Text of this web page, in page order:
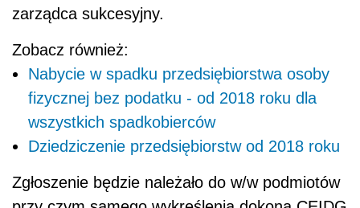
z urzędu czynnością materialno-techniczną.
Zmianie ulegną także reguły dotyczące
wykreślenia z CEIDG zmarłego przedsiębiorcy.
Powiązanie wpisu zarządcy sukcesyjnego z
wpisem przedsiębiorcy, którego
przedsiębiorstwo zarządca sukcesyjny ma
przedsiębiorców z CEIDG z urzędu